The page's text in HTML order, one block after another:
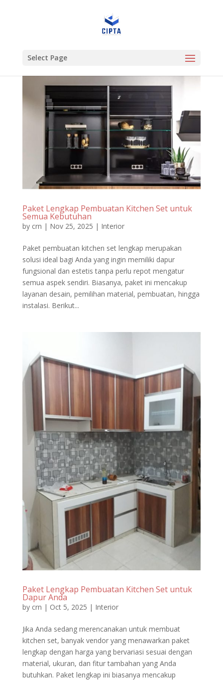
Select Page
Paket Lengkap Pembuatan Kitchen Set untuk
Semua Kebutuhan
by crn | Nov 25, 2025 | Interior
Paket pembuatan kitchen set lengkap merupakan
solusi ideal bagi Anda yang ingin memiliki dapur
fungsional dan estetis tanpa perlu repot mengatur
semua aspek sendiri. Biasanya, paket ini mencakup
layanan desain, pemilihan material, pembuatan, hingga
instalasi. Berikut...
Paket Lengkap Pembuatan Kitchen Set untuk
Dapur Anda
by crn | Oct 5, 2025 | Interior
Jika Anda sedang merencanakan untuk membuat
kitchen set, banyak vendor yang menawarkan paket
lengkap dengan harga yang bervariasi sesuai dengan
material, ukuran, dan fitur tambahan yang Anda
butuhkan. Paket lengkap ini biasanya mencakup